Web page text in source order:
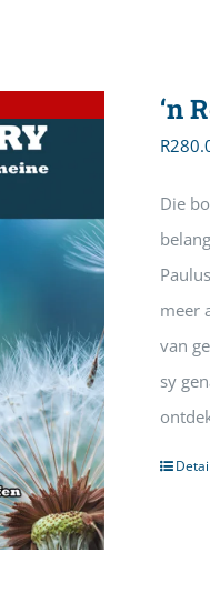
‘n
R
Die
meer
van
sy